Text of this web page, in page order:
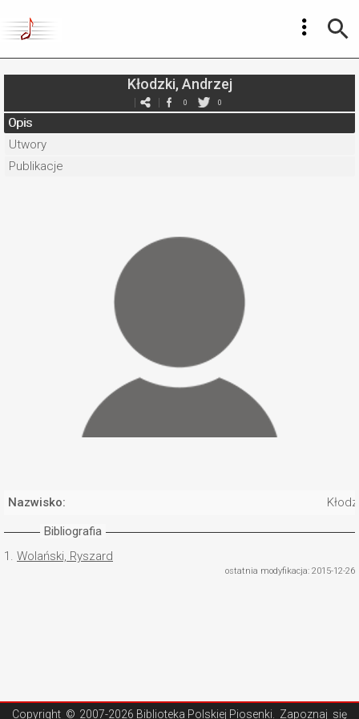
Kłodzki, Andrzej
0 0
Opis
Utwory
Publikacje
Nazwisko:
Bibliografia
1. Wolański, Ryszard
ostatnia modyfikacja: 2015-12-26
Copyright © 2007-2026 Biblioteka Polskiej Piosenki . Zapoznaj się